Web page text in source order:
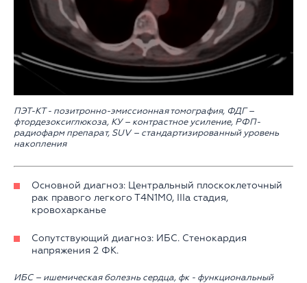
ПЭТ-КТ - позитронно-эмиссионная томография, ФДГ –
фтордезоксиглюкоза, КУ – контрастное усиление, РФП-
радиофарм препарат, SUV – стандартизированный уровень
накопления
Основной диагноз: Центральный плоскоклеточный
рак правого легкого Т4N1М0, IIIа стадия,
кровохарканье
Сопутствующий диагноз: ИБС. Стенокардия
напряжения 2 ФК.
ИБС – ишемическая болезнь сердца, фк - функциональный